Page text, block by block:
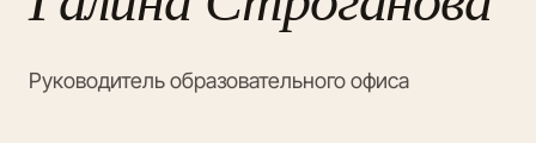
Руководитель образовательного офиса